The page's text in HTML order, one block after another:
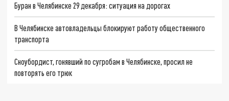
Буран в Челябинске 29 декабря: ситуация на дорогах
В Челябинске автовладельцы блокируют работу общественного
транспорта
Сноубордист, гонявший по сугробам в Челябинске, просил не
повторять его трюк